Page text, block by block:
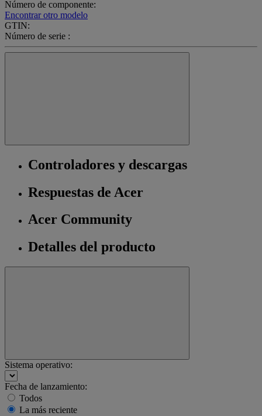
Número de componente:
Encontrar otro modelo
GTIN:
Número de serie :
Controladores y descargas
Respuestas de Acer
Acer Community
Detalles del producto
Sistema operativo:
Fecha de lanzamiento:
Todos
La más reciente